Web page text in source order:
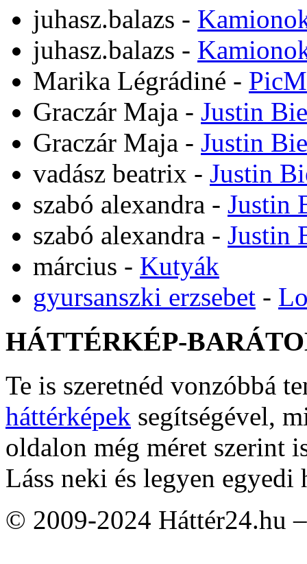
juhasz.balazs -
juhasz.balazs -
Marika Légrádiné -
Graczár Maja - Justin
Graczár Maja - Justin
vadász beatrix - Justin
szabó alexandra - Justin
szabó alexandra - Justin
március - Kutyák
gyursanszki erzsebet -
HÁTTÉRKÉP-
Te is szeretnéd vonzóbbá
háttérképek segítségével,
oldalon még méret szerint
Láss neki és legyen egyedi
© 2009-2024 Háttér24.hu